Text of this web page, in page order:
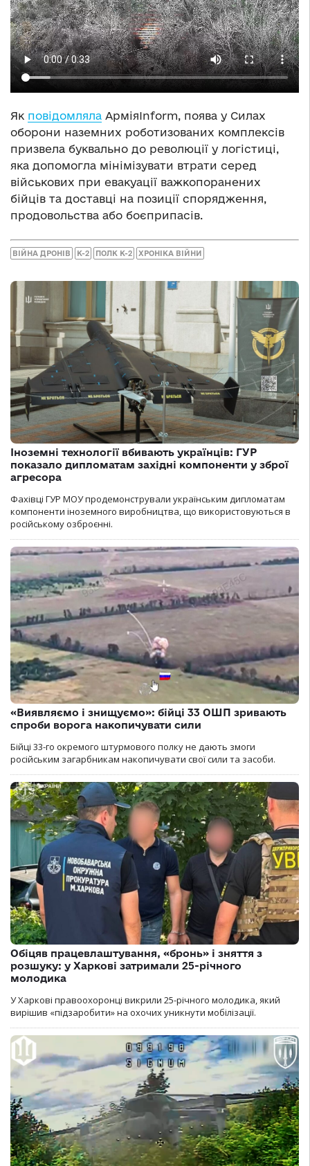
Як повідомляла АрміяInform, поява у Силах
оборони наземних роботизованих комплексів
призвела буквально до революції у логістиці,
яка допомогла мінімізувати втрати серед
військових при евакуації важкопоранених
бійців та доставці на позиції спорядження,
продовольства або боєприпасів.
ВІЙНА ДРОНІВ К-2 ПОЛК К-2 ХРОНІКА ВІЙНИ
Іноземні технології вбивають українців: ГУР
показало дипломатам західні компоненти у зброї
агресора
Фахівці ГУР МОУ продемонстрували українським дипломатам
компоненти іноземного виробництва, що використовуються в
російському озброєнні.
«Виявляємо і знищуємо»: бійці 33 ОШП зривають
спроби ворога накопичувати сили
Бійці 33-го окремого штурмового полку не дають змоги
російським загарбникам накопичувати свої сили та засоби.
Обіцяв працевлаштування, «бронь» і зняття з
розшуку: у Харкові затримали 25-річного
молодика
У Харкові правоохоронці викрили 25-річного молодика, який
вирішив «підзаробити» на охочих уникнути мобілізації.